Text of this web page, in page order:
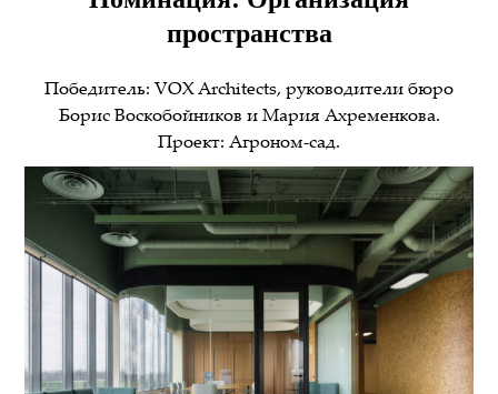
пространства
Победитель: VOX Architects, руководители бюро
Борис Воскобойников и Мария Ахременкова.
Проект: Агроном-сад.